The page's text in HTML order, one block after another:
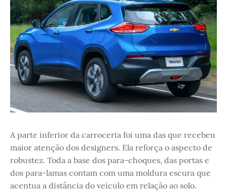
A parte inferior da carroceria foi uma das que recebeu
maior atenção dos designers. Ela reforça o aspecto de
robustez. Toda a base dos para-choques, das portas e
dos para-lamas contam com uma moldura escura que
acentua a distância do veículo em relação ao solo.